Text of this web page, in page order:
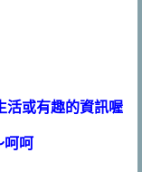
活或有趣的資訊喔
呵